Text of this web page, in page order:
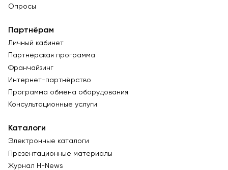
Опросы
Партнёрам
Личный кабинет
Партнёрская программа
Франчайзинг
Интернет-партнёрство
Программа обмена оборудования
Консультационные услуги
Каталоги
Электронные каталоги
Презентационные материалы
Журнал Н-News